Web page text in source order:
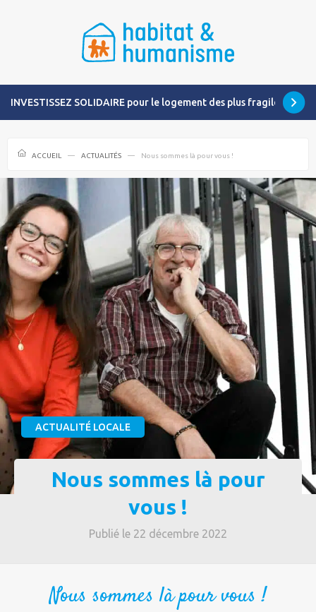
INVESTISSEZ SOLIDAIRE pour le logement des plus fragiles
ACCUEIL ACTUALITÉS Nous sommes là pour vous !
ACTUALITÉ LOCALE
Nous sommes là pour
vous !
Publié le 22 décembre 2022
Nous sommes là pour vous !